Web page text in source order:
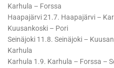
Karhula – Forssa
Haapajärvi 21.7. Haapajärvi –
Kuusankoski – Pori
Seinäjoki 11.8. Seinäjoki –
Karhula
Karhula 1.9. Karhula – Forssa –